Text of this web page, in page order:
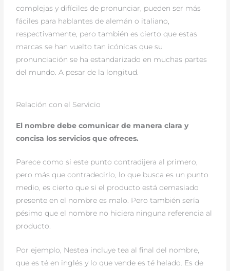
complejas y difíciles de pronunciar, pueden ser más
fáciles para hablantes de alemán o italiano,
respectivamente, pero también es cierto que estas
marcas se han vuelto tan icónicas que su
pronunciación se ha estandarizado en muchas partes
del mundo. A pesar de la longitud.
Relación con el Servicio
El nombre debe comunicar de manera clara y
concisa los servicios que ofreces.
Parece como si este punto contradijera al primero,
pero más que contradecirlo, lo que busca es un punto
medio, es cierto que si el producto está demasiado
presente en el nombre es malo. Pero también sería
pésimo que el nombre no hiciera ninguna referencia al
producto.
Por ejemplo, Nestea incluye tea al final del nombre,
que es té en inglés y lo que vende es té helado. Es de